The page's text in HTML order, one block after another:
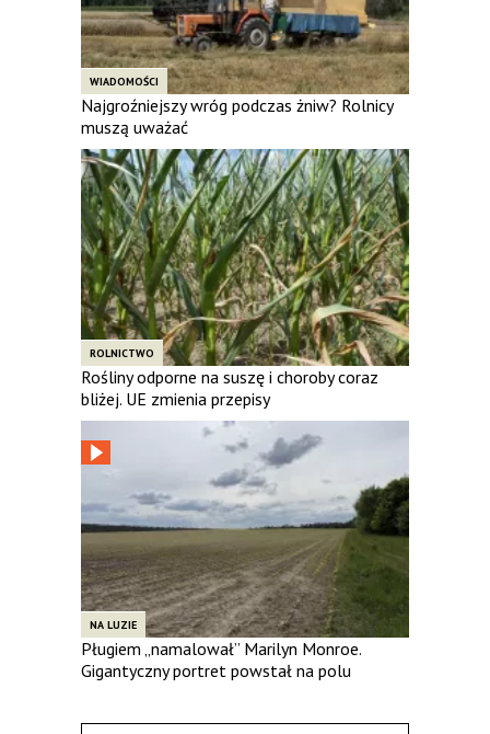
WIADOMOŚCI
Najgroźniejszy wróg podczas żniw? Rolnicy
muszą uważać
ROLNICTWO
Rośliny odporne na suszę i choroby coraz
bliżej. UE zmienia przepisy
NA LUZIE
Pługiem „namalował” Marilyn Monroe.
Gigantyczny portret powstał na polu